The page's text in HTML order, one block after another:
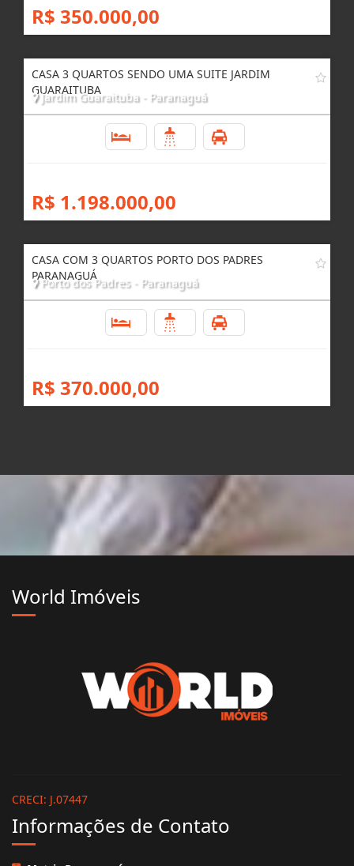
R$ 350.000,00
CASA 3 QUARTOS SENDO UMA SUITE JARDIM
GUARAITUBA
Jardim Guaraituba - Paranaguá
R$ 1.198.000,00
CASA COM 3 QUARTOS PORTO DOS PADRES
PARANAGUÁ
Porto dos Padres - Paranaguá
R$ 370.000,00
World Imóveis
CRECI: J.07447
Informações de Contato